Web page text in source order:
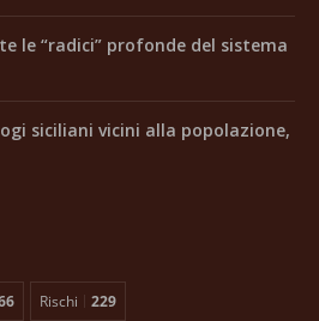
le “radici” profonde del sistema
siciliani vicini alla popolazione,
Rischi 229